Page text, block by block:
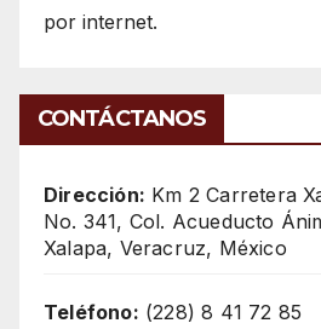
por internet.
CONTÁCTANOS
Dirección: Km 2 Carretera
No. 341, Col. Acueducto
Xalapa, Veracruz, México
Teléfono: (228) 8 41 72 85